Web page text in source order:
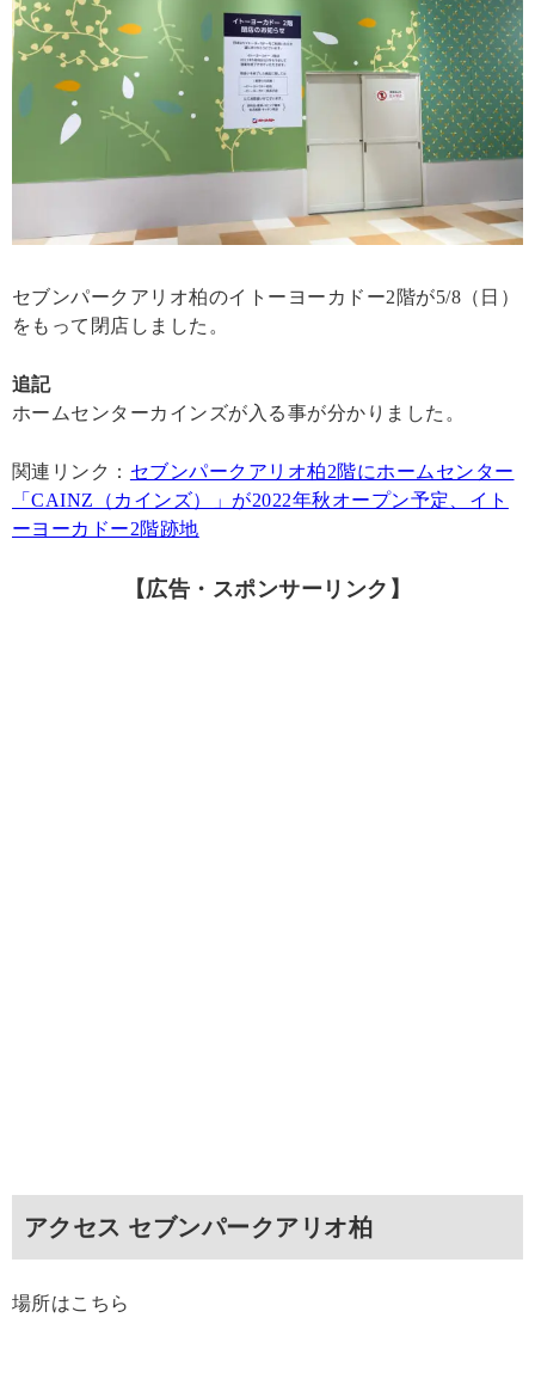
セブンパークアリオ柏のイトーヨーカドー2階が5/8（日）
をもって閉店しました。
追記
ホームセンターカインズが入る事が分かりました。
関連リンク： セブンパークアリオ柏2階にホームセンター
「CAINZ（カインズ）」が2022年秋オープン予定、イト
ーヨーカドー2階跡地
【広告・スポンサーリンク】
アクセス セブンパークアリオ柏
場所はこちら